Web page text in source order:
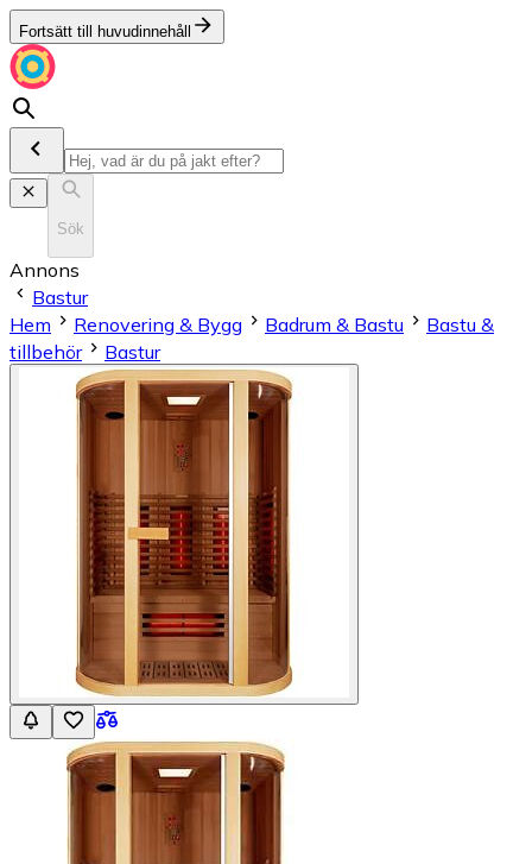
Fortsätt till huvudinnehåll
Sök
Annons
Bastur
Hem
Renovering & Bygg Badrum & Bastu
Bastu &
tillbehör
Bastur